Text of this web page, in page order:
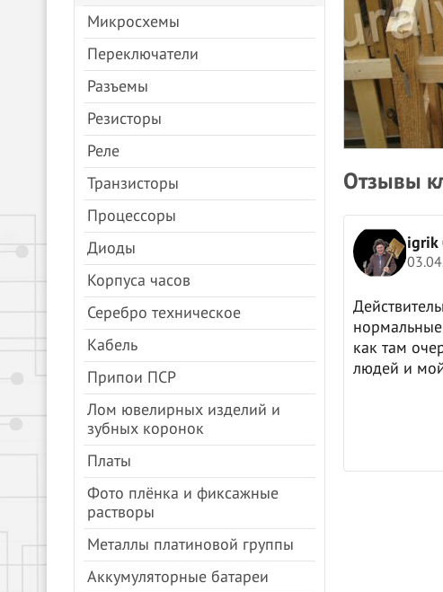
Микросхемы
Переключатели
Разъемы
Резисторы
Реле
Транзисторы
Процессоры
Диоды
Корпуса часов
Серебро техническое
Кабель
Припои ПСР
Лом ювелирных изделий и
зубных коронок
Платы
Фото плёнка и фиксажные
растворы
Металлы платиновой группы
Аккумуляторные батареи
Отзывы
Анна Молочкова
Яндекс.Карты
все быстро.
igrik
как там
людей и мой